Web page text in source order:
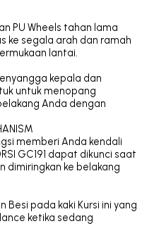
PU Wheels tahan lama
ke segala arah dan ramah
lantai.
kepala dan
untuk menopang
Anda dengan
memberi Anda kendali
GC191 dapat dikunci saat
dimiringkan ke belakang
Besi pada kaki Kursi ini yang
ketika sedang